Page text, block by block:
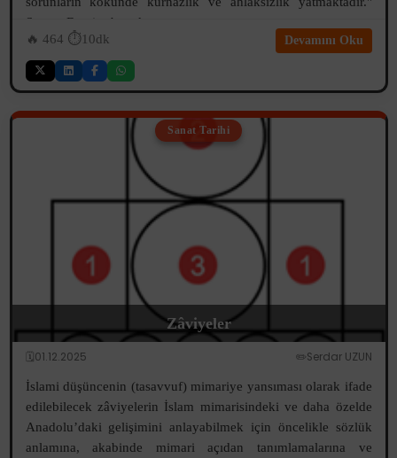
Sencer Bey ise bu çıkarım...
🔥 464 ⏱️10dk Devamını Oku
Sanat Tarihi
Zâviyeler
🗓️01.12.2025 ✏️Serdar UZUN
İslami düşüncenin (tasavvuf) mimariye yansıması olarak ifade
edilebilecek zâviyelerin İslam mimarisindeki ve daha özelde
Anadolu’daki gelişimini anlayabilmek için öncelikle sözlük
anlamına, akabinde mimari açıdan tanımlamalarına ve